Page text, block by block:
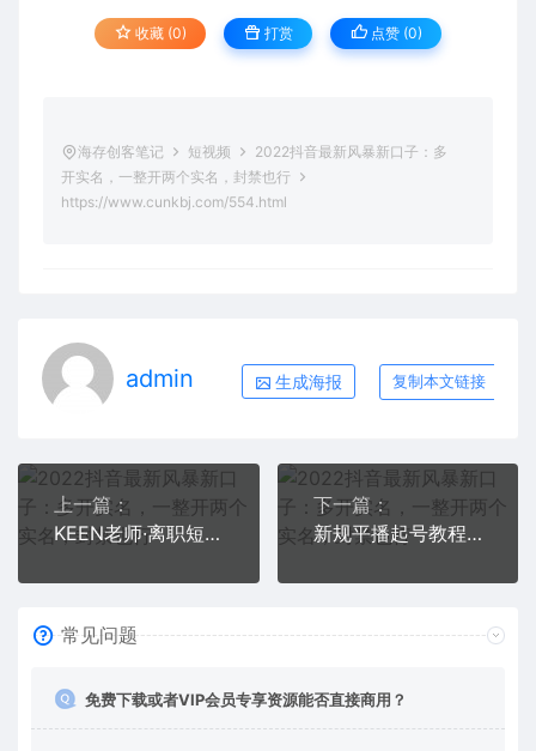
收藏 (0) 打赏 点赞 (0)
海存创客笔记 短视频
2022抖音最新风暴新口子：多
开实名，一整开两个实名，封禁也行
https://www.cunkbj.com/554.html
admin 生成海报 复制本文链接
上一篇：
KEEN老师·离职短视频剪辑自学课程，可复制技术方法批量化起号实现多账号收益
下一篇：
新规平播起号教程：平播起号的底层逻辑，适合当下的起号方式
常见问题
免费下载或者VIP会员专享资源能否直接商用？